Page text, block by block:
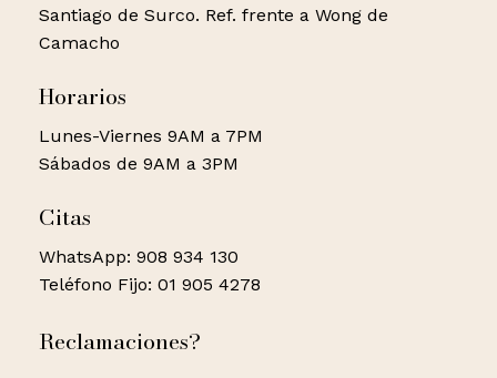
Santiago de Surco. Ref. frente a Wong de
Camacho
Horarios
Lunes-Viernes 9AM a 7PM
Sábados de 9AM a 3PM
Citas
WhatsApp: 908 934 130
Teléfono Fijo: 01 905 4278
Reclamaciones?